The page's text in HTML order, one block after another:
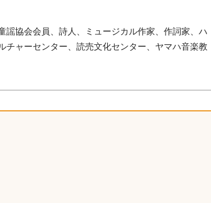
謡協会会員、詩人、ミュージカル作家、作詞家、ハ
チャーセンター、読売文化センター、ヤマハ音楽教